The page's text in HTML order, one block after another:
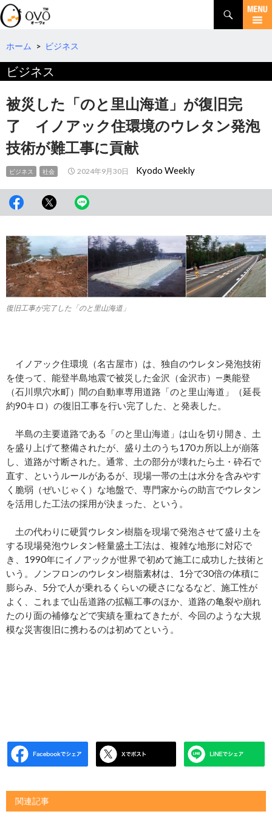
検
索
コ
テ
へ
動
ホーム > ビジネス
ビジネス
被災した「のと里山海道」が復旧完
了 イノアック住環境のウレタン発泡
技術が難工事に貢献
ビジネス 社会 2024年9月30日 Kyodo Weekly
復旧工事が完了した「のと里山海道」
イノアック住環境（名古屋市）は、独自のウレタン発泡技術
を使って、能登半島地震で被災した金沢（金沢市）―奥能登
（石川県穴水町）間の自動車専用道路「のと里山海道」（延長
約90キロ）の復旧工事を行い完了した、と発表した。
半島の主要道路である「のと里山海道」は山を切り開き、土
を盛り上げて整備されたが、盛り土のうち170カ所以上が崩落
し、道路が寸断された。通常、土の部分が壊れたら土・砕石で
直す、というルールがあるが、現場一帯の土は水分を含みやす
く脆弱（ぜいじゃく）な地盤で、専門家からの助言でウレタン
を活用した工法の採用が決まった、という。
土の代わりに硬質ウレタン樹脂を現場で発泡させて盛り土を
する現場発泡ウレタン軽量盛土工法は、複雑な地形に対応で
き、1990年にイノアックが世界で初めて施工に成功した技術と
いう。ノンフロンのウレタン樹脂素材は、1分で30倍の体積に
膨らみ、5分で人が乗れるくらいの硬さになるなど、施工性が
よく、これまで山岳道路の拡幅工事のほか、道路の亀裂や崩れ
たのり面の補修などで実績を重ねてきたが、今回のような大規
模な災害復旧に携わるのは初めてという。
関連記事